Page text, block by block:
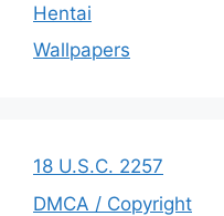
Hentai
Wallpapers
18 U.S.C. 2257
DMCA / Copyright